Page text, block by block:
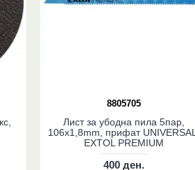
8805705
Лист за убодна пила 5пар,
106x1,8mm, прифат UNIVERSAL,
EXTOL PREMIUM
400 ден.